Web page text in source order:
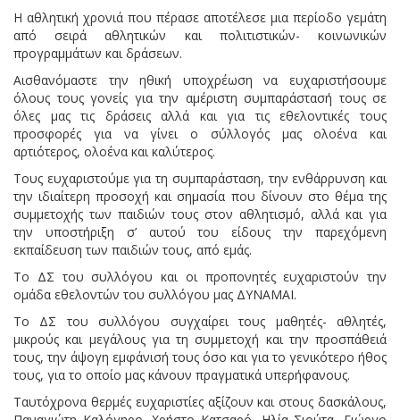
Η αθλητική χρονιά που πέρασε αποτέλεσε μια περίοδο γεμάτη
από σειρά αθλητικών και πολιτιστικών- κοινωνικών
προγραμμάτων και δράσεων.
Αισθανόμαστε την ηθική υποχρέωση να ευχαριστήσουμε
όλους τους γονείς για την αμέριστη συμπαράστασή τους σε
όλες μας τις δράσεις αλλά και για τις εθελοντικές τους
προσφορές για να γίνει ο σύλλογός μας ολοένα και
αρτιότερος, ολοένα και καλύτερος.
Τους ευχαριστούμε για τη συμπαράσταση, την ενθάρρυνση και
την ιδιαίτερη προσοχή και σημασία που δίνουν στο θέμα της
συμμετοχής των παιδιών τους στον αθλητισμό, αλλά και για
την υποστήριξη σ’ αυτού του είδους την παρεχόμενη
εκπαίδευση των παιδιών τους, από εμάς.
Το ΔΣ του συλλόγου και οι προπονητές ευχαριστούν την
ομάδα εθελοντών του συλλόγου μας ΔΥΝΑΜΑΙ.
Το ΔΣ του συλλόγου συγχαίρει τους μαθητές- αθλητές,
μικρούς και μεγάλους για τη συμμετοχή και την προσπάθειά
τους, την άψογη εμφάνισή τους όσο και για το γενικότερο ήθος
τους, για το οποίο μας κάνουν πραγματικά υπερήφανους.
Ταυτόχρονα θερμές ευχαριστίες αξίζουν και στους δασκάλους,